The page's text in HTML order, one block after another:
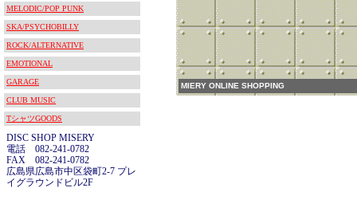
MELODIC/POP PUNK
SKA/PSYCHOBILLY
ROCK/ALTERNATIVE
EMOTIONAL
GARAGE
CLUB MUSIC
TシャツGOODS
DISC SHOP MISERY
電話 082-241-0782
FAX 082-241-0782
広島県広島市中区袋町2-7 プレ
イグラウンドビル2F
MIERY ONLINE SHOPPING